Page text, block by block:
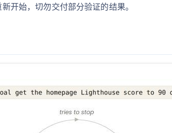
开始，切勿交付部分验证的结果。